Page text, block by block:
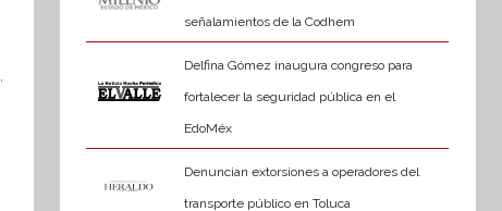
,
señalamientos de la Codhem
Delfina Gómez inaugura congreso para
fortalecer la seguridad pública en el
EdoMéx
Denuncian extorsiones a operadores del
transporte público en Toluca